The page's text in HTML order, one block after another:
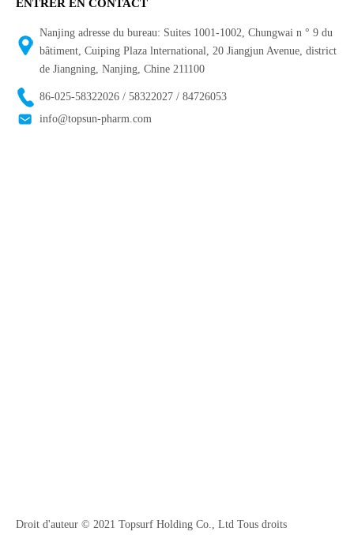
ENTRER EN CONTACT
Nanjing adresse du bureau: Suites 1001-1002, Chungwai n ° 9 du
bâtiment, Cuiping Plaza lnternational, 20 Jiangjun Avenue, district
de Jiangning, Nanjing, Chine 211100
86-025-58322026 / 58322027 / 84726053
info@topsun-pharm.com
Droit d'auteur © 2021 Topsurf Holding Co., Ltd Tous droits